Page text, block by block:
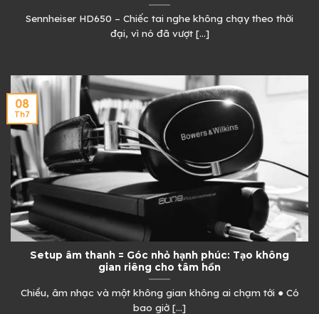
Sennheiser HD650 – Chiếc tai nghe không chạy theo thời
đại, vì nó đã vượt [...]
Setup âm thanh = Góc nhỏ hạnh phúc: Tạo không
gian riêng cho tâm hồn
Chiều, âm nhạc và một không gian không ai chạm tới ● Có
bao giờ [...]
08
Th7